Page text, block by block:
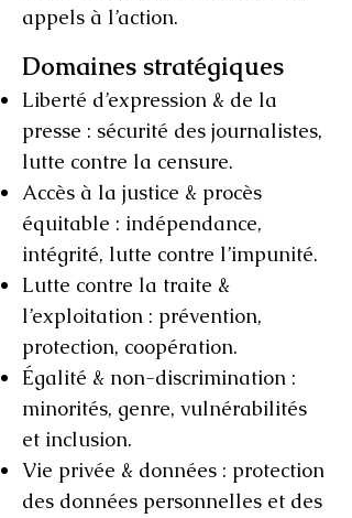
appels à l’action.
Domaines stratégiques
Liberté d’expression & de la
presse : sécurité des journalistes,
lutte contre la censure.
Accès à la justice & procès
équitable : indépendance,
intégrité, lutte contre l’impunité.
Lutte contre la traite &
l’exploitation : prévention,
protection, coopération.
Égalité & non-discrimination :
minorités, genre, vulnérabilités
et inclusion.
Vie privée & données : protection
des données personnelles et des